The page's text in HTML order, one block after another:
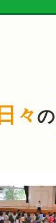
日々の